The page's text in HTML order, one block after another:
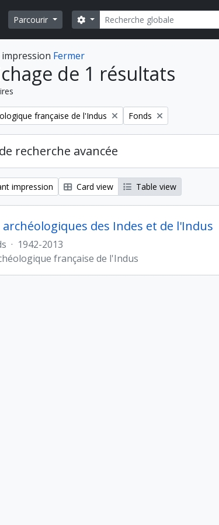
Parcourir Rechercher
Search options
Fermer
de 1 résultats
française de l'Indus Remove filter:
Fonds
recherche avancée
impression Card view Table view
des Indes et de l'Indus
· 1942-2013
française de l'Indus